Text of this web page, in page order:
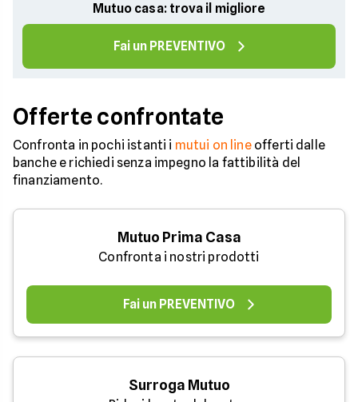
Mutuo casa: trova il migliore
Fai un PREVENTIVO
Offerte confrontate
Confronta in pochi istanti i mutui on lineofferti dalle
banche e richiedi senza impegno la fattibilità del
finanziamento.
Mutuo Prima Casa
Confronta i nostri prodotti
Fai un PREVENTIVO
Surroga Mutuo